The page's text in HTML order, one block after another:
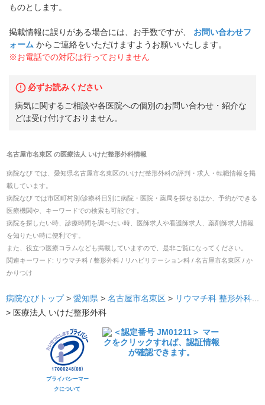
ものとします。
掲載情報に誤りがある場合には、お手数ですが、
お問い合わせフ
ォーム からご連絡をいただけますようお願いいたします。
※お電話での対応は行っておりません
必ずお読みください
病気に関するご相談や各医院への個別のお問い合わせ・紹介な
どは受け付けておりません。
名古屋市名東区 の医療法人 いけだ整形外科情報
病院なび では、 愛知県名古屋市名東区のいけだ整形外科の評判・求人・転職情報を掲
載しています。
病院なび では市区町村別/診療科目別に病院・医院・薬局を探せるほか、予約ができる
医療機関や、キーワードでの検索も可能です。
病院を探したい時、診療時間を調べたい時、医師求人や看護師求人、薬剤師求人情報
を知りたい時に便利です。
また、役立つ医療コラムなども掲載していますので、是非ご覧になってください。
関連キーワード: リウマチ科 / 整形外科 / リハビリテーション科 / 名古屋市名東区 / か
かりつけ
病院なびトップ > 愛知県 > 名古屋市名東区 > リウマチ科 整形外科
> 医療法人 いけだ整形外科
プライバシーマー
クについて